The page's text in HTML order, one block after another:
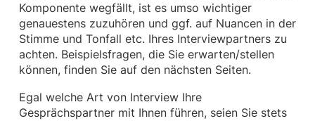
Komponente wegfällt, ist es umso wichtiger
genauestens zuzuhören und ggf. auf Nuancen in der
Stimme und Tonfall etc. Ihres Interviewpartners zu
achten. Beispielsfragen, die Sie erwarten/stellen
können, finden Sie auf den nächsten Seiten.
Egal welche Art von Interview Ihre
Gesprächspartner mit Ihnen führen, seien Sie stets